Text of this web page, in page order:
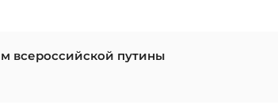
всероссийской путины